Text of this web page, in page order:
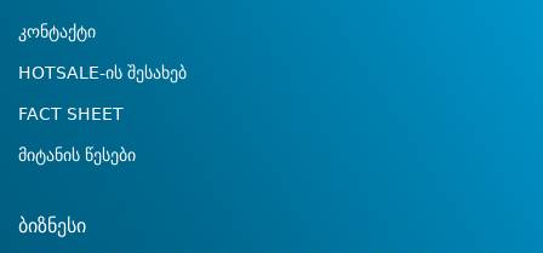
კონტაქტი
HOTSALE-ის შესახებ
FACT SHEET
მიტანის წესები
ბიზნესი